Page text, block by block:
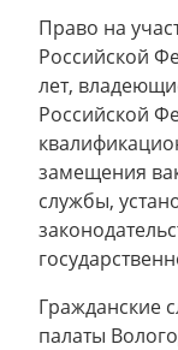
Право на
Российской
лет,
Российской
замещения
службы,
Гражданские
палаты